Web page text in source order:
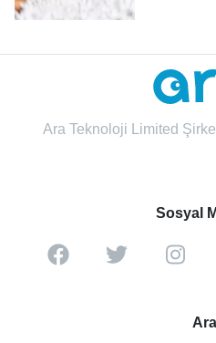
Ara Teknoloji Limited
Sosyal
Ara